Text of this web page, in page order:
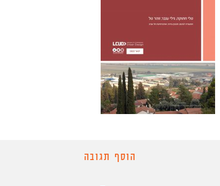
הוסף תגובה